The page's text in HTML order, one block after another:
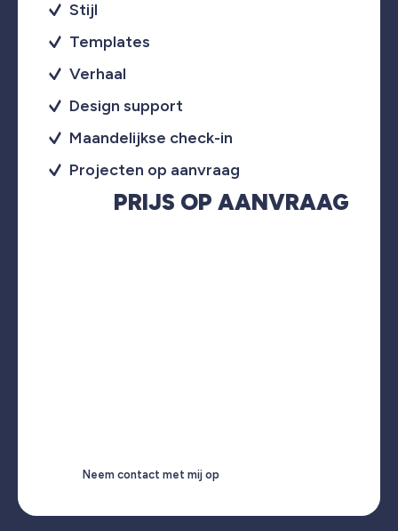
Stijl
Templates
Verhaal
Design support
Maandelijkse check-in
Projecten op aanvraag
PRIJS OP AANVRAAG
Neem contact met mij op